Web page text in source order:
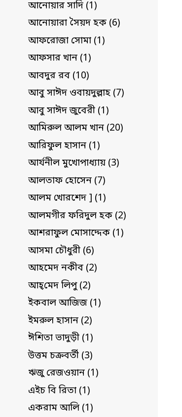
আনোয়ার সাদি (1)
আনোয়ারা সৈয়দ হক (6)
আফরোজা সোমা (1)
আফসার খান (1)
আবদুর রব (10)
আবু সাঈদ ওবায়দুল্লাহ (7)
আবু সাঈদ জুবেরী (1)
আমিরুল আলম খান (20)
আরিফুল হাসান (1)
আর্যনীল মুখোপাধ্যায় (3)
আলতাফ হোসেন (7)
আলম খোরশেদ ] (1)
আলমগীর ফরিদুল হক (2)
আশরাফুল মোসাদ্দেক (1)
আসমা চৌধুরী (6)
আহমেদ নকীব (2)
আহ্‌মেদ লিপু (2)
ইকবাল আজিজ (1)
ইমরুল হাসান (2)
ঈশিতা ভাদুড়ী (1)
উত্তম চক্রবর্তী (3)
ঋজু রেজওয়ান (1)
এইচ বি রিতা (1)
একরাম আলি (1)